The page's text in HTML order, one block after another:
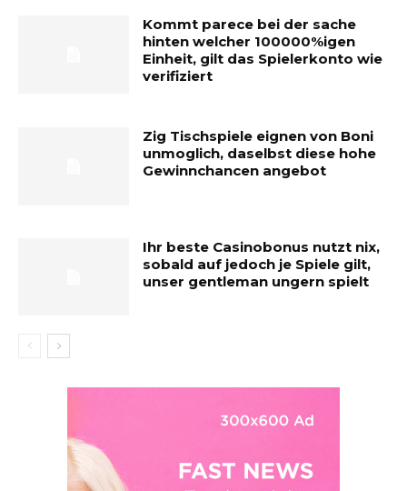
Kommt parece bei der sache
hinten welcher 100000%igen
Einheit, gilt das Spielerkonto wie
verifiziert
Zig Tischspiele eignen von Boni
unmoglich, daselbst diese hohe
Gewinnchancen angebot
Ihr beste Casinobonus nutzt nix,
sobald auf jedoch je Spiele gilt,
unser gentleman ungern spielt